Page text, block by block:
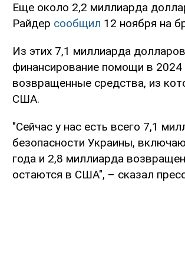
Еще около 2,2 миллиарда
Райдер сообщил 12 ноября на
Из этих 7,1 миллиарда
финансирование помощи в
возвращенные средства, из
США.
"Сейчас у нас есть всего 7,1
безопасности Украины,
года и 2,8 миллиарда
остаются в США", – сказал